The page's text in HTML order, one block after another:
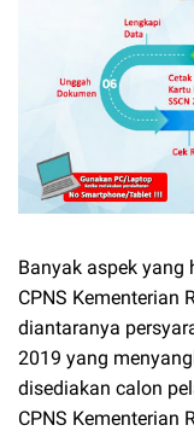
Banyak aspek yang
CPNS Kementerian
diantaranya
2019 yang
disediakan calon
CPNS Kementerian